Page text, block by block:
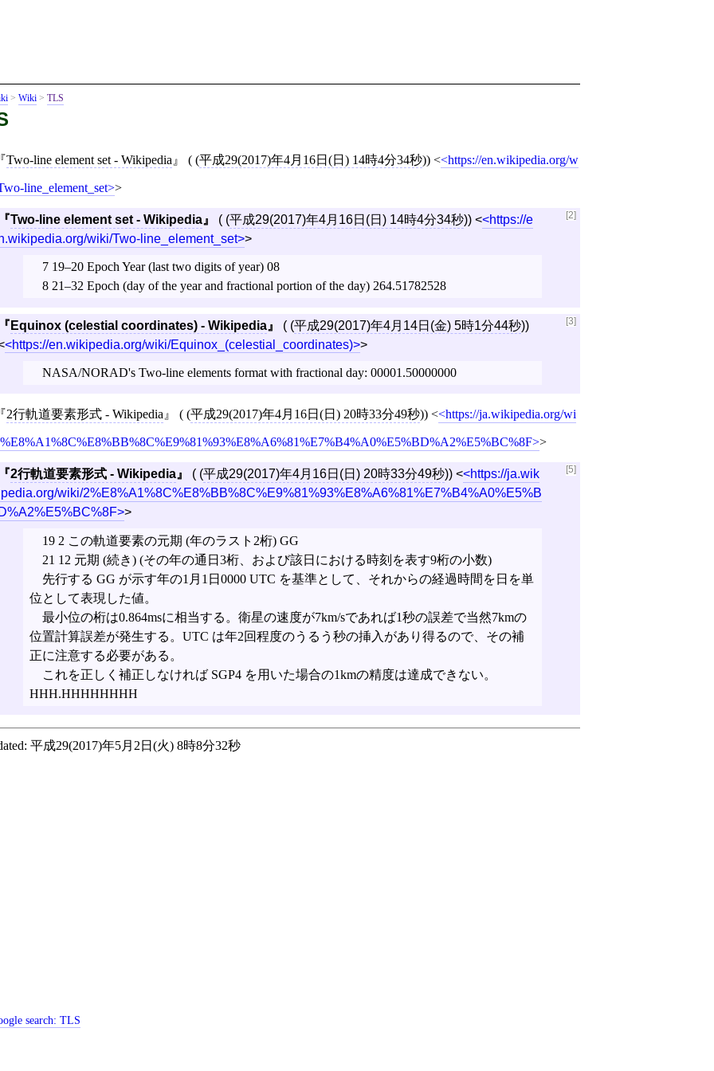
> Wiki > TLS
Two-line element set - Wikipedia ( (平成29(2017)年4月16日(日) 14時4分34秒)) < https://en.wikipedia.org/w
line_element_set >
[2]
Two-line element set - Wikipedia ( (平成29(2017)年4月16日(日) 14時4分34秒)) < https://e
wiki/Two-line_element_set >
7 19–20 Epoch Year (last two digits of year) 08
8 21–32 Epoch (day of the year and fractional portion of the day) 264.51782528
[3]
Equinox (celestial coordinates) - Wikipedia ( (平成29(2017)年4月14日(金) 5時1分44秒))
https://en.wikipedia.org/wiki/Equinox_(celestial_coordinates) >
NASA/NORAD's Two-line elements format with fractional day: 00001.50000000
2行軌道要素形式 - Wikipedia ( (平成29(2017)年4月16日(日) 20時33分49秒)) < https://ja.wikipedia.org/wi
>
[5]
2行軌道要素形式 - Wikipedia ( (平成29(2017)年4月16日(日) 20時33分49秒)) < https://ja.wik
wiki/2%E8%A1%8C%E8%BB%8C%E9%81%93%E8%A6%81%E7%B4%A0%E5%B
D%A2%E5%BC%8F >
19 2 この軌道要素の元期 (年のラスト2桁) GG
21 12 元期 (続き) (その年の通日3桁、および該日における時刻を表す9桁の小数)
先行する GG が示す年の1月1日0000 UTC を基準として、それからの経過時間を日を単
位として表現した値。
最小位の桁は0.864msに相当する。衛星の速度が7km/sであれば1秒の誤差で当然7kmの
位置計算誤差が発生する。UTC は年2回程度のうるう秒の挿入があり得るので、その補
正に注意する必要がある。
これを正しく補正しなければ SGP4 を用いた場合の1kmの精度は達成できない。
HHH.HHHHHHHH
平成29(2017)年5月2日(火) 8時8分32秒
search:TLS